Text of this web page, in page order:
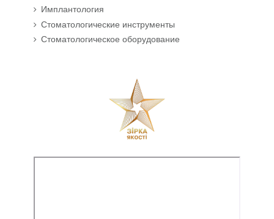
Имплантология
Стоматологические инструменты
Стоматологическое оборудование